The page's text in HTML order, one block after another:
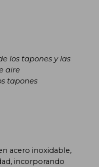
los tapones y las
aire
tapones
acero inoxidable,
incorporando